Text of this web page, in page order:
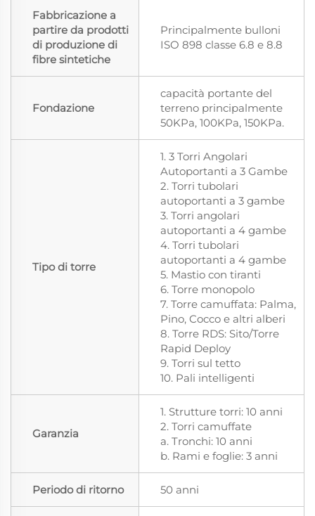
Fabbricazione a
partire da prodotti
di produzione di
fibre sintetiche
Principalmente bulloni
ISO 898 classe 6.8 e 8.8
Fondazione
capacità portante del
terreno principalmente
50KPa, 100KPa, 150KPa.
Tipo di torre
1. 3 Torri Angolari
Autoportanti a 3 Gambe
2. Torri tubolari
autoportanti a 3 gambe
3. Torri angolari
autoportanti a 4 gambe
4. Torri tubolari
autoportanti a 4 gambe
5. Mastio con tiranti
6. Torre monopolo
7. Torre camuffata: Palma,
Pino, Cocco e altri alberi
8. Torre RDS: Sito/Torre
Rapid Deploy
9. Torri sul tetto
10. Pali intelligenti
Garanzia
1. Strutture torri: 10 anni
2. Torri camuffate
a. Tronchi: 10 anni
b. Rami e foglie: 3 anni
Periodo di ritorno 50 anni